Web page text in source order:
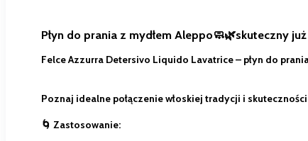
Płyn do prania z mydłem Aleppo🧼🌿skuteczny
Felce Azzurra Detersivo Liquido Lavatrice – płyn do
Poznaj idealne połączeniewłoskiej tradycji i
🌀 Zastosowanie: